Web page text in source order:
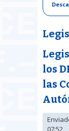
los
las
07:52